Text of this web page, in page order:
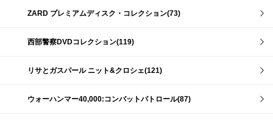
ZARD プレミアムディスク・コレクション(73)
西部警察DVDコレクション(119)
リサとガスパール ニット&クロシェ(121)
ウォーハンマー40,000:コンバットパトロール(87)